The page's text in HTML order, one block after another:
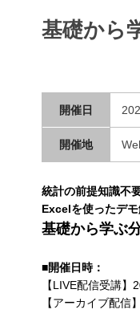
基礎から
開催日
開催地
統計の前提知識不
Excelを使ったデ
基礎から学ぶ
■開催日時：
【LIVE配信受講
【アーカイブ配信